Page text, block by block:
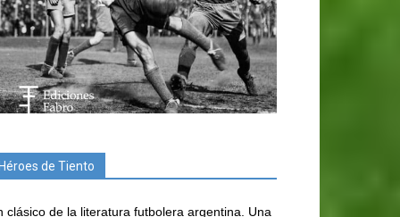
de Tiento
clásico de la literatura futbolera argentina. Una